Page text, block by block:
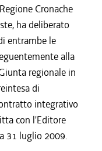
Cronache
ha deliberato
entrambe le
alla
regionale in
di
integrativo
con l'Editore
31 luglio 2009.